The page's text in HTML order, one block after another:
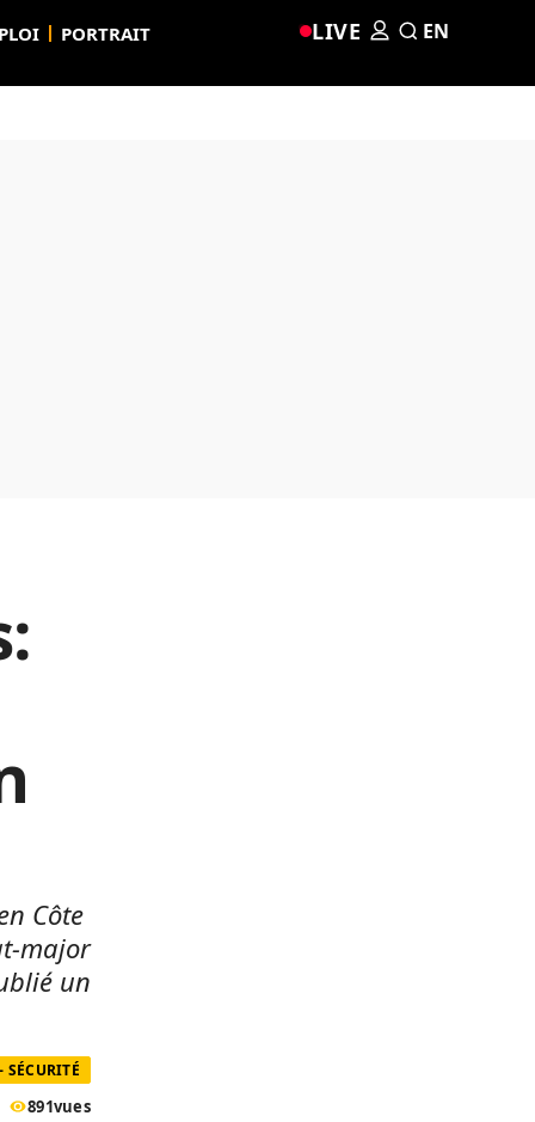
PORTRAIT LIVE EN
Côte
major
un
SÉCURITÉ
891vues